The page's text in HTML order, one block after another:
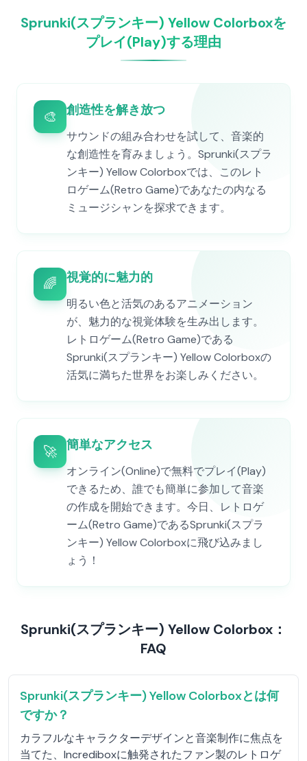
Sprunki(スプランキー) Yellow Colorboxを
プレイ(Play)する理由
🎨 創造性を解き放つ
サウンドの組み合わせを試して、音楽的
な創造性を育みましょう。Sprunki(スプラ
ンキー) Yellow Colorboxでは、このレト
ロゲーム(Retro Game)であなたの内なる
ミュージシャンを探求できます。
🌈 視覚的に魅力的
明るい色と活気のあるアニメーション
が、魅力的な視覚体験を生み出します。
レトロゲーム(Retro Game)である
Sprunki(スプランキー) Yellow Colorboxの
活気に満ちた世界をお楽しみください。
🚀 簡単なアクセス
オンライン(Online)で無料でプレイ(Play)
できるため、誰でも簡単に参加して音楽
の作成を開始できます。今日、レトロゲ
ーム(Retro Game)であるSprunki(スプラ
ンキー) Yellow Colorboxに飛び込みまし
ょう！
Sprunki(スプランキー) Yellow Colorbox：
FAQ
Sprunki(スプランキー) Yellow Colorboxとは何
ですか？
カラフルなキャラクターデザインと音楽制作に焦点を
当てた、Incrediboxに触発されたファン製のレトロゲ